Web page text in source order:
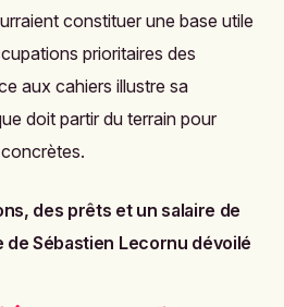
constituer une base utile
prioritaires des
aux cahiers illustre sa
doit partir du terrain pour
des prêts et un salaire de
de Sébastien Lecornu dévoilé